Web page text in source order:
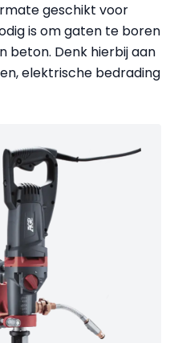
geschikt voor
is om gaten te boren
beton. Denk hierbij aan
elektrische bedrading